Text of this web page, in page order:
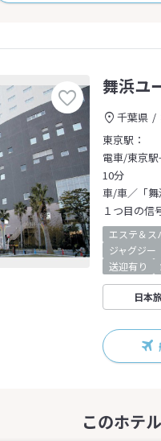
舞浜ユ
千葉県
東京駅：
電車/東京
10分
車/車／「舞
１つ目の信
エステ＆ス
ジャグジー
送迎有り
日本